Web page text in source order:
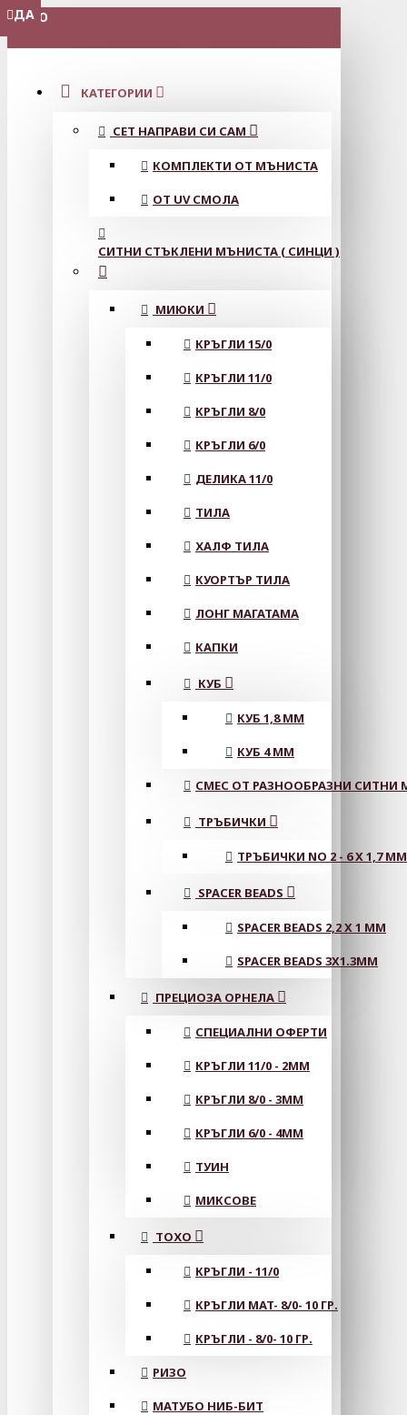
МЕНЮ
КАТЕГОРИИ
СЕТ НАПРАВИ СИ САМ
КОМПЛЕКТИ ОТ МЪНИСТА
ОТ UV СМОЛА
СИТНИ СТЪКЛЕНИ МЪНИСТА ( СИНЦИ )
МИЮКИ
КРЪГЛИ 15/0
КРЪГЛИ 11/0
КРЪГЛИ 8/0
КРЪГЛИ 6/0
ДЕЛИКА 11/0
ТИЛА
ХАЛФ ТИЛА
КУОРТЪР ТИЛА
ЛОНГ МАГАТАМА
КАПКИ
КУБ
КУБ 1,8 ММ
КУБ 4 ММ
СМЕС ОТ РАЗНООБРАЗНИ СИТНИ
ТРЪБИЧКИ
ТРЪБИЧКИ NO 2 - 6 X 1,7 MM
SPACER BEADS
SPACER BEADS 2,2 X 1 MM
SPACER BEADS 3X1.3MM
ПРЕЦИОЗА ОРНЕЛА
СПЕЦИАЛНИ ОФЕРТИ
КРЪГЛИ 11/0 - 2MM
КРЪГЛИ 8/0 - 3MM
КРЪГЛИ 6/0 - 4MM
ТУИН
МИКСОВЕ
ТОХО
КРЪГЛИ - 11/0
КРЪГЛИ MAT- 8/0- 10 ГР.
КРЪГЛИ - 8/0- 10 ГР.
РИЗО
МАТУБО НИБ-БИТ
ДА